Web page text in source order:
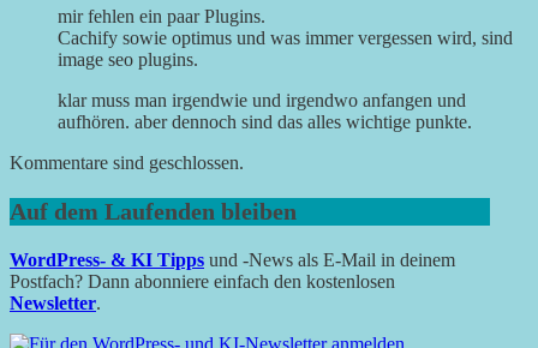
mir fehlen ein paar Plugins.
Cachify sowie optimus und was immer vergessen wird, sind
image seo plugins.
klar muss man irgendwie und irgendwo anfangen und
aufhören. aber dennoch sind das alles wichtige punkte.
Kommentare sind geschlossen.
Auf dem Laufenden bleiben
WordPress- & KI Tipps und -News als E-Mail in deinem
Postfach? Dann abonniere einfach den kostenlosen
Newsletter.